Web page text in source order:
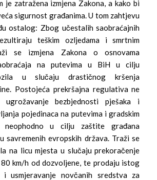
je zatražena izmjena Zakona, a kako bi
sigurnost građanima. U tom zahtjevu
ostalog: Zbog učestalih saobraćajnih
teškim ozljedama i smrtnim
se izmjena Zakona o osnovama
na putevima u BiH u cilju
u slučaju drastičnog kršenja
Postojeća prekršajna regulativa ne
bezbjednosti pješaka i
pojedinaca na putevima i gradskim
u cilju zaštite građana
savremenih evropskih država. Traži se
na licu mjesta u slučaju prekoračenje
km/h od dozvoljene, te prodaju istog
usmjeravanje novčanih sredstva za